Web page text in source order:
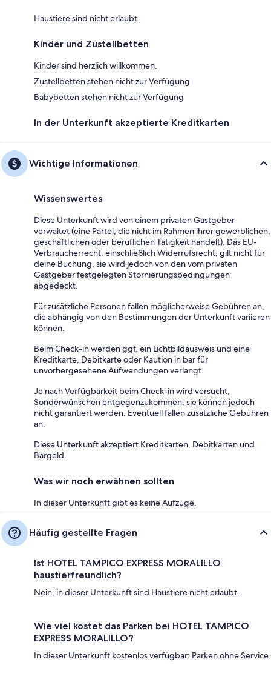
Haustiere sind nicht erlaubt.
Kinder und Zustellbetten
Kinder sind herzlich willkommen.
Zustellbetten stehen nicht zur Verfügung
Babybetten stehen nicht zur Verfügung
In der Unterkunft akzeptierte Kreditkarten
Wichtige Informationen
Wissenswertes
Diese Unterkunft wird von einem privaten Gastgeber
verwaltet (eine Partei, die nicht im Rahmen ihrer gewerblichen,
geschäftlichen oder beruflichen Tätigkeit handelt). Das EU-
Verbraucherrecht, einschließlich Widerrufsrecht, gilt nicht für
deine Buchung, sie wird jedoch von den vom privaten
Gastgeber festgelegten Stornierungsbedingungen
abgedeckt.
Für zusätzliche Personen fallen möglicherweise Gebühren an,
die abhängig von den Bestimmungen der Unterkunft variieren
können.
Beim Check-in werden ggf. ein Lichtbildausweis und eine
Kreditkarte, Debitkarte oder Kaution in bar für
unvorhergesehene Aufwendungen verlangt.
Je nach Verfügbarkeit beim Check-in wird versucht,
Sonderwünschen entgegenzukommen, sie können jedoch
nicht garantiert werden. Eventuell fallen zusätzliche Gebühren
an.
Diese Unterkunft akzeptiert Kreditkarten, Debitkarten und
Bargeld.
Was wir noch erwähnen sollten
In dieser Unterkunft gibt es keine Aufzüge.
Häufig gestellte Fragen
Ist HOTEL TAMPICO EXPRESS MORALILLO
haustierfreundlich?
Nein, in dieser Unterkunft sind Haustiere nicht erlaubt.
Wie viel kostet das Parken bei HOTEL TAMPICO
EXPRESS MORALILLO?
In dieser Unterkunft kostenlos verfügbar: Parken ohne Service.